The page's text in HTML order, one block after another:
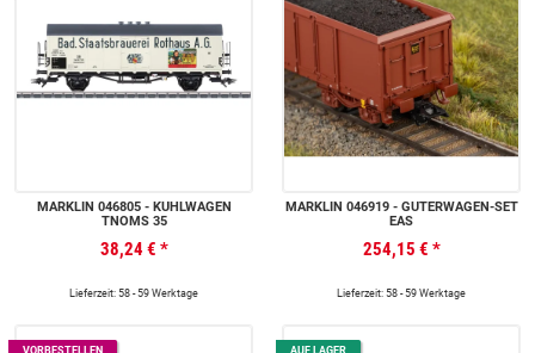
MÄRKLIN 046805 - KÜHLWAGEN
TNOMS 35
38,24 € *
Lieferzeit: 58 - 59 Werktage
MÄRKLIN 046919 - GÜTERWAGEN-SET
EAS
254,15 € *
Lieferzeit: 58 - 59 Werktage
VORBESTELLEN AUF LAGER